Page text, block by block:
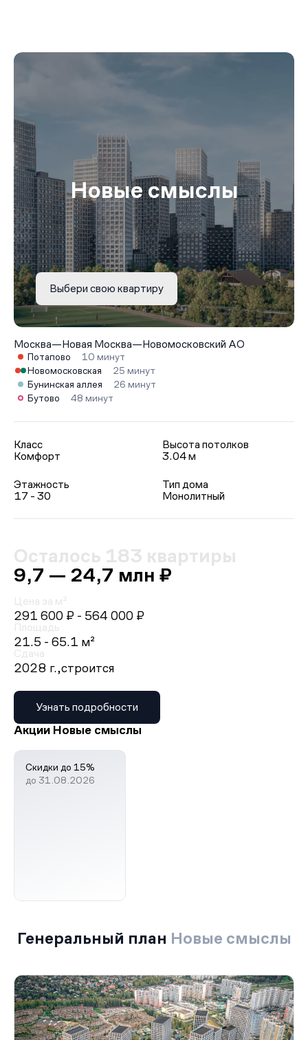
Новые смыслы
Выбери свою квартиру
Москва—Новая Москва—Новомосковский АО
Потапово
10 минут
Новомосковская
25 минут
Бунинская аллея
26 минут
Бутово
48 минут
Класс
Комфорт
Высота потолков
3.04 м
Этажность
17 - 30
Тип дома
Монолитный
Осталось 183 квартиры
9,7 — 24,7 млн ₽
Цена за м²
291 600 ₽ - 564 000 ₽
Площадь
21.5 - 65.1 м²
Сдача
2028 г.,строится
Узнать подробности
Акции Новые смыслы
Скидки до 15%
до 31.08.2026
Генеральный план Новые смыслы